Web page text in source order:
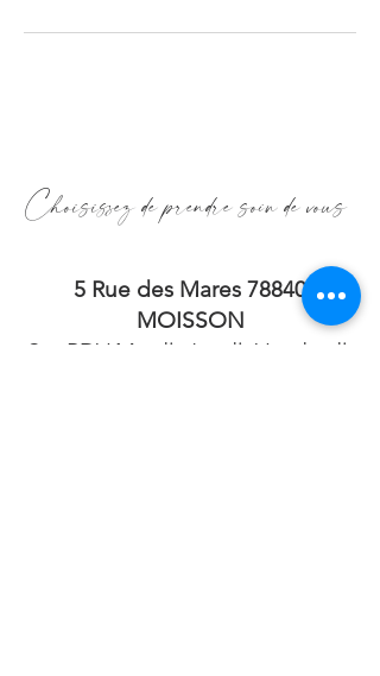
Choisissez de prendre soin de vous
5 Rue des Mares 78840
MOISSON
Sur RDV Mardi, Jeudi, Vendredi,